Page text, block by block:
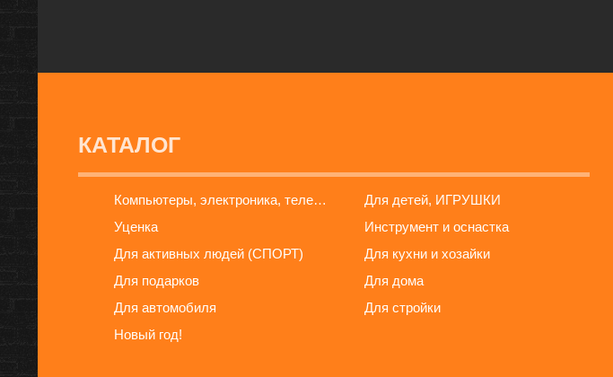
КАТАЛОГ
Компьютеры, электроника, телефоны
Для детей, ИГРУШКИ
Уценка
Инструмент и оснастка
Для активных людей (СПОРТ)
Для кухни и хозайки
Для подарков
Для дома
Для автомобиля
Для стройки
Новый год!